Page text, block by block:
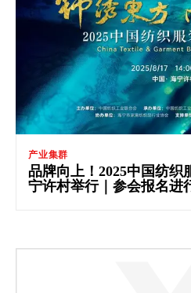
产业集群
品牌向上！2025中国纺织
宁许村举行｜参会报名进